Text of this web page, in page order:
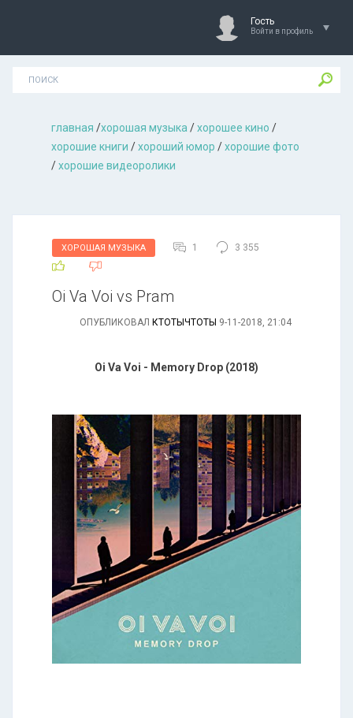
Гость
Войти в профиль
главная /хорошая музыкa /хорошее кино /
хорошие книги /хороший юмор /хорошие фото
/хорошие видеоролики
ХОРОШАЯ МУЗЫКА 1 3 355
Oi Va Voi vs Pram
ОПУБЛИКОВАЛ КТОТЫЧТОТЫ 9-11-2018, 21:04
Oi Va Voi - Memory Drop (2018)